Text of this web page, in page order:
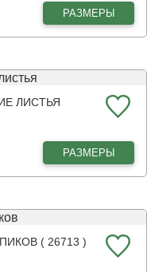
РАЗМЕРЫ
ЛИСТЬЯ
РАЗМЕРЫ
( 26713 )